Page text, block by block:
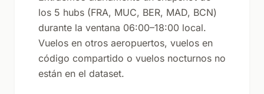
los 5 hubs (FRA, MUC, BER, MAD, BCN)
durante la ventana 06:00–18:00 local.
Vuelos en otros aeropuertos, vuelos en
código compartido o vuelos nocturnos no
están en el dataset.